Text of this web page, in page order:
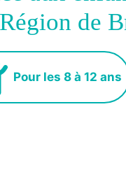
de
Pour les 8 à 12 ans